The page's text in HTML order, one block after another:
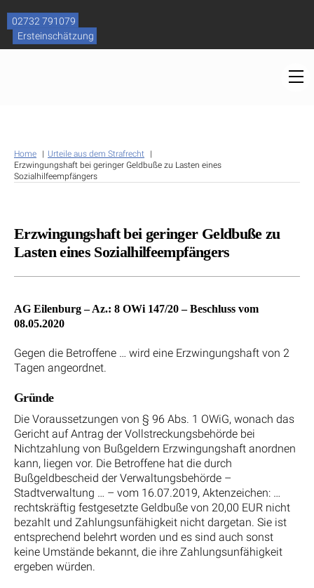
content
02732 791079
Ersteinschätzung
Home
Urteile aus dem Strafrecht
Erzwingungshaft bei geringer Geldbuße zu Lasten eines
Sozialhilfeempfängers
Erzwingungshaft bei geringer Geldbuße zu
Lasten eines Sozialhilfeempfängers
AG Eilenburg – Az.: 8 OWi 147/20 – Beschluss vom
08.05.2020
Gegen die Betroffene … wird eine Erzwingungshaft von 2
Tagen angeordnet.
Gründe
Die Voraussetzungen von § 96 Abs. 1 OWiG, wonach das
Gericht auf Antrag der Vollstreckungsbehörde bei
Nichtzahlung von Bußgeldern Erzwingungshaft anordnen
kann, liegen vor. Die Betroffene hat die durch
Bußgeldbescheid der Verwaltungsbehörde –
Stadtverwaltung … – vom 16.07.2019, Aktenzeichen: …
rechtskräftig festgesetzte Geldbuße von 20,00 EUR nicht
bezahlt und Zahlungsunfähigkeit nicht dargetan. Sie ist
entsprechend belehrt worden und es sind auch sonst
keine Umstände bekannt, die ihre Zahlungsunfähigkeit
ergeben würden.